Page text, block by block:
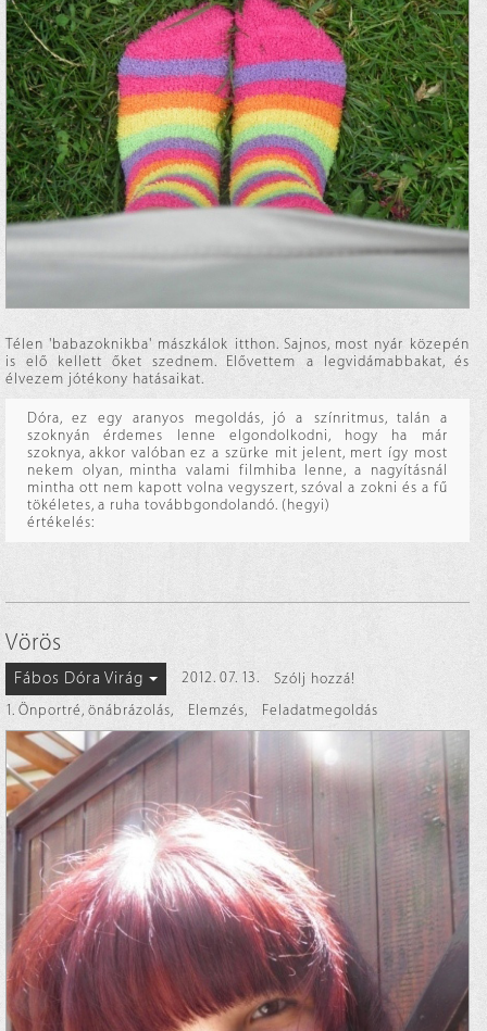
Télen 'babazoknikba' mászkálok itthon. Sajnos, most nyár közepén
is elő kellett őket szednem. Elővettem a legvidámabbakat, és
élvezem jótékony hatásaikat.
Dóra, ez egy aranyos megoldás, jó a színritmus, talán a
szoknyán érdemes lenne elgondolkodni, hogy ha már
szoknya, akkor valóban ez a szürke mit jelent, mert így most
nekem olyan, mintha valami filmhiba lenne, a nagyításnál
mintha ott nem kapott volna vegyszert, szóval a zokni és a fű
tökéletes, a ruha továbbgondolandó. (hegyi)
értékelés:
Vörös
Fábos Dóra Virág 2012. 07. 13.
Szólj hozzá!
1. Önportré, önábrázolás, Elemzés, Feladatmegoldás